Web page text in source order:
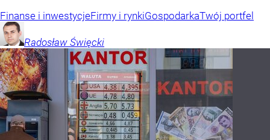
Finanse i inwestycjeFirmy i rynkiGospodarkaTwój portfel
Radosław Święcki